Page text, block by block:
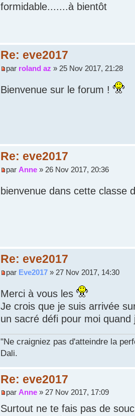
formidable.......à bientôt
Re: eve2017
par roland az » 25 Nov 2017, 21:28
Bienvenue sur le forum !
Re: eve2017
par Anne » 26 Nov 2017, 20:36
bienvenue dans cette classe
Re: eve2017
par Eve2017 » 27 Nov 2017, 14:30
Merci à vous les
Je crois que je suis arrivée
un sacré défi pour moi
"Ne craigniez pas d'atteindre la
Dali.
Re: eve2017
par Anne » 27 Nov 2017, 17:09
Surtout ne te fais pas de